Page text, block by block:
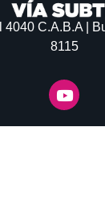
4040C.A.B.A |
8115